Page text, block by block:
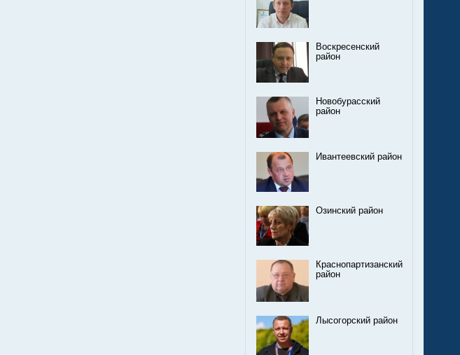
Воскресенский
район
Новобурасский
район
Ивантеевский район
Озинский район
Краснопартизанский
район
Лысогорский район